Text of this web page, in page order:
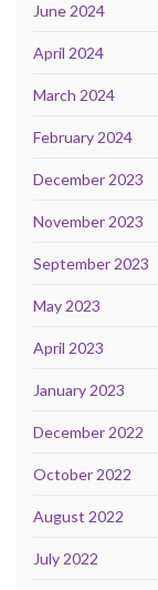
June 2024
April 2024
March 2024
February 2024
December 2023
November 2023
September 2023
May 2023
April 2023
January 2023
December 2022
October 2022
August 2022
July 2022